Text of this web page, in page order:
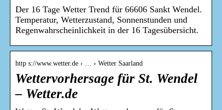
Der 16 Tage Wetter Trend für 66606 Sankt Wendel.
Temperatur, Wetterzustand, Sonnenstunden und
Regenwahrscheinlichkeit in der 16 Tagesübersicht.
http s://www.wetter.de › … › Wetter Saarland
Wettervorhersage für St. Wendel
– Wetter.de